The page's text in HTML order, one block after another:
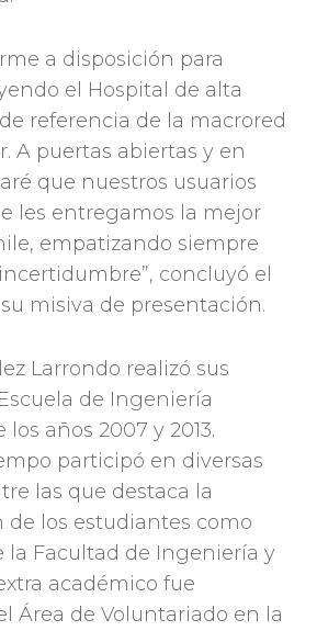
a disposición para
el Hospital de alta
referencia de la macrored
A puertas abiertas y en
que nuestros usuarios
les entregamos la mejor
empatizando siempre
concluyó el
misiva de presentación.
Larrondo realizó sus
de Ingeniería
años 2007 y 2013.
participó en diversas
las que destaca la
de los estudiantes como
la Facultad de Ingeniería y
académico fue
Área de Voluntariado en la